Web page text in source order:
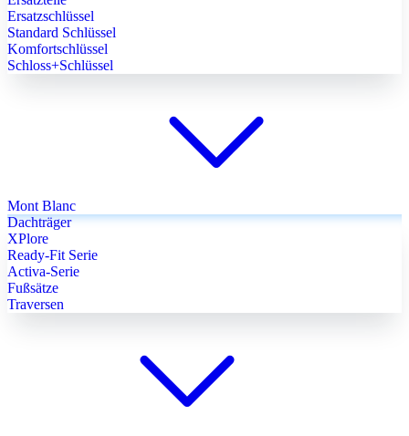
Ersatzschlüssel
Standard Schlüssel
Komfortschlüssel
Schloss+Schlüssel
Mont Blanc
Dachträger
XPlore
Ready-Fit Serie
Activa-Serie
Fußsätze
Traversen